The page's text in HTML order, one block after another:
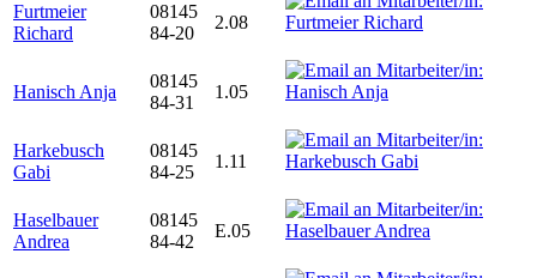
Furtmeier
Richard
08145
84-20
2.08
Hanisch Anja
08145
84-31
1.05
Harkebusch
Gabi
08145
84-25
1.11
Haselbauer
Andrea
08145
84-42
E.05